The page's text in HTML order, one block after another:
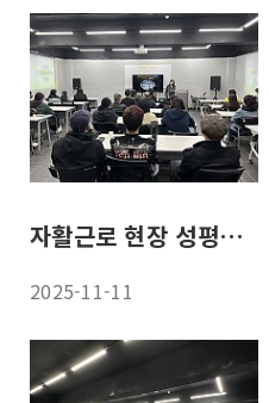
자활근로 현장 성평등 가치 확산 ‘앞장’
2025-11-11